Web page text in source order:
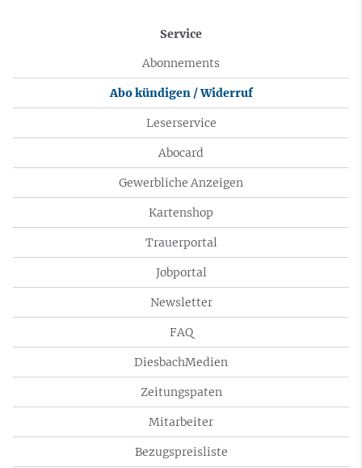
Service
Abonnements
Abo kündigen / Widerruf
Leserservice
Abocard
Gewerbliche Anzeigen
Kartenshop
Trauerportal
Jobportal
Newsletter
FAQ
DiesbachMedien
Zeitungspaten
Mitarbeiter
Bezugspreisliste